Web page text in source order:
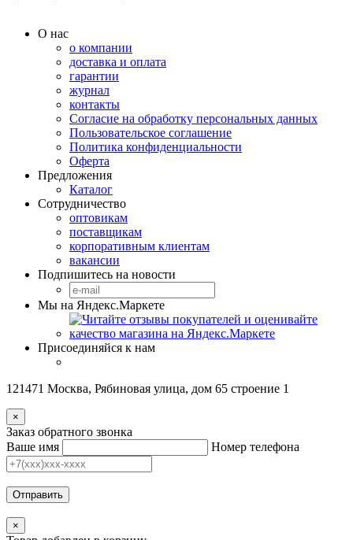
О нас
о компании
доставка и оплата
гарантии
журнал
контакты
Согласие на обработку персональных данных
Пользовательское соглашение
Политика конфиденциальности
Оферта
Предложения
Каталог
Сотрудничество
оптовикам
поставщикам
корпоративным клиентам
вакансии
Подпишитесь на новости
Мы на Яндекс.Маркете
Присоединяйся к нам
121471 Москва, Рябиновая улица, дом 65 строение 1
×
Заказ обратного звонка
Ваше имя
Номер телефона
Отправить
×